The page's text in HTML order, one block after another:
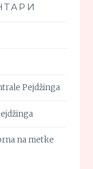
Pejdžinga
na metke